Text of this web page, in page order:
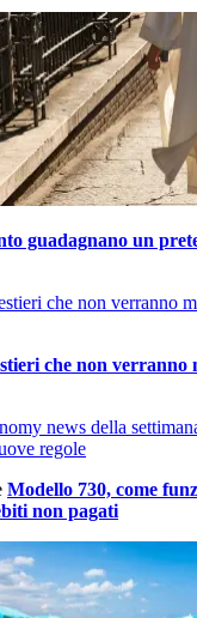
guadagnano un
che non verranno
Modello 730, come
non pagati